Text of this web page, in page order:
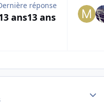
réponse
ans13 ans
topic overview